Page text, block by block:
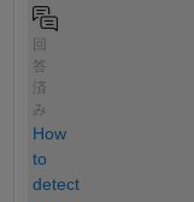
回
答
済
み
How
to
detect